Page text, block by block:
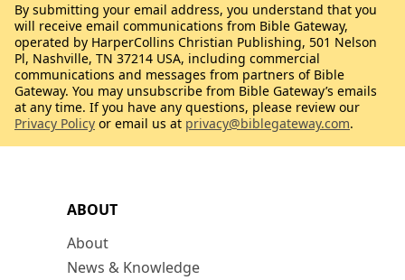
ABOUT
About
News & Knowledge
By submitting your email address, you understand that you
will receive email communications from Bible Gateway,
operated by HarperCollins Christian Publishing, 501 Nelson
Pl, Nashville, TN 37214 USA, including commercial
communications and messages from partners of Bible
Gateway. You may unsubscribe from Bible Gateway’s emails
at any time. If you have any questions, please review our
Privacy Policy or email us at privacy@biblegateway.com.